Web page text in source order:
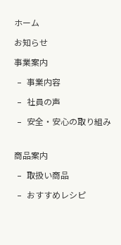
ホーム
お知らせ
事業案内
事業内容
社員の声
安全・安心の取り組み
商品案内
取扱い商品
おすすめレシピ